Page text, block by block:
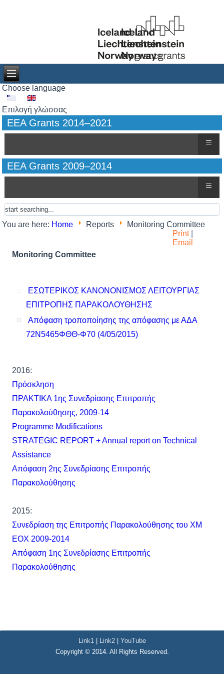
Choose language
Επιλογή γλώσσας
EEA Grants 2014–2021
≡
EEA Grants 2009–2014
≡
You are here: Home Reports
Monitoring Committee
Print
Email
Monitoring Committee
ΕΣΩΤΕΡΙΚΟΣ ΚΑΝΟΝΟΝΙΣΜΟΣ ΛΕΙΤΟΥΡΓΙΑΣ
ΕΠΙΤΡΟΠΗΣ ΠΑΡΑΚΟΛΟΥΘΗΣΗΣ
Απόφαση τροποποίησης της απόφασης με ΑΔΑ
72Ν5465ΦΘΘ-Φ70 (4/05/2015)
2016:
Πρόσκληση
ΠΡΑΚΤΙΚΑ 1ης Συνεδρίασης Επιτροπής
Παρακολούθησης, 2009-14
Programme Modifications
STRATEGIC REPORT + Annual report on Technical
Assistance
Απόφαση 2ης Συνεδρίασης Επιτροπής
Παρακολούθησης
2015:
Συνεδρίαση της Επιτροπής Παρακολούθησης του ΧΜ
ΕΟΧ 2009-2014
Απόφαση 1ης Συνεδρίασης Επιτροπής
Παρακολούθησης
Link1| Link2| YouTube
Copyright © 2014. All Rights Reserved.